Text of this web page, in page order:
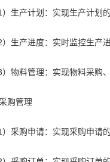
1）生产计划：实现生产计划
2）生产进度：实时监控生产
3）物料管理：实现物料采购
购管理
1）采购申请：实现采购申请